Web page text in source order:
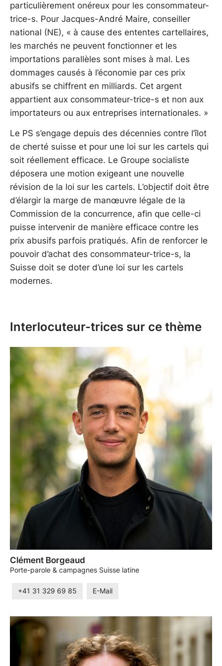
particulièrement onéreux pour les consommateur-
trice-s. Pour Jacques-André Maire, conseiller
national (NE), « à cause des ententes cartellaires,
les marchés ne peuvent fonctionner et les
importations parallèles sont mises à mal. Les
dommages causés à l’économie par ces prix
abusifs se chiffrent en milliards. Cet argent
appartient aux consommateur-trice-s et non aux
importateurs ou aux entreprises internationales. »
Le PS s’engage depuis des décennies contre l’îlot
de cherté suisse et pour une loi sur les cartels qui
soit réellement efficace. Le Groupe socialiste
déposera une motion exigeant une nouvelle
révision de la loi sur les cartels. L’objectif doit être
d’élargir la marge de manœuvre légale de la
Commission de la concurrence, afin que celle-ci
puisse intervenir de manière efficace contre les
prix abusifs parfois pratiqués. Afin de renforcer le
pouvoir d’achat des consommateur-trice-s, la
Suisse doit se doter d’une loi sur les cartels
modernes.
Interlocuteur-trices sur ce thème
Clément Borgeaud
Porte-parole & campagnes Suisse latine
+41 31 329 69 85 E-Mail